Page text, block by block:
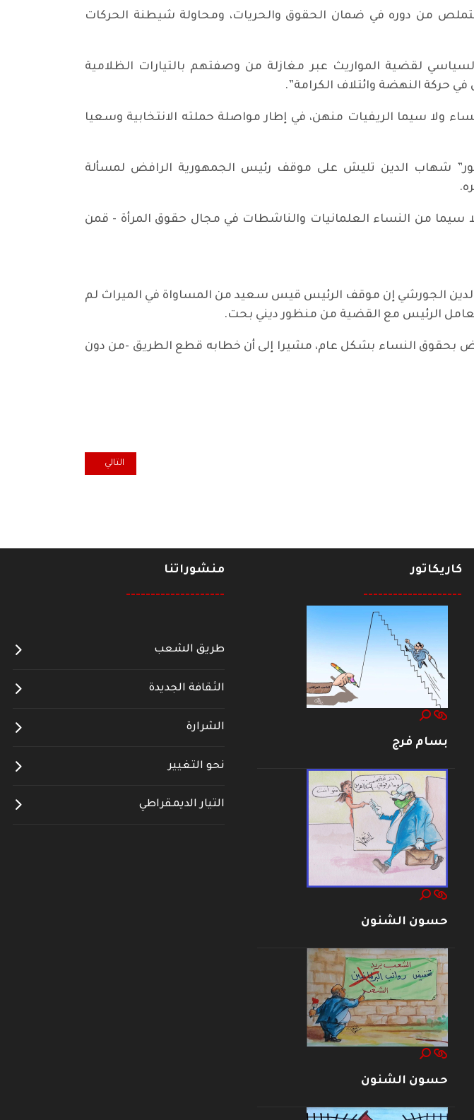
من دوره في ضمان الحقوق والحريات، ومحاولة شيطنة الحركات
لقضية المواريث عبر مغازلة من وصفتهم بالتيارات الظلامية
حركة النهضة وائتلاف الكرامة”.
ولا سيما الريفيات منهن، في إطار مواصلة حملته الانتخابية وسعيا
شهاب الدين تليش على موقف رئيس الجمهورية الرافض لمسألة
سيما من النساء العلمانيات والناشطات في مجال حقوق المرأة - قمن
الجورشي إن موقف الرئيس قيس سعيد من المساواة في الميراث لم
لتعامل الرئيس مع القضية من منظور ديني بحت.
بحقوق النساء بشكل عام، مشيرا إلى أن خطابه قطع الطريق -من دون
المقال التالي: أمين معلوف:
التالي
كاريكاتور
--------------------
بسام فرج
حسون الشنون
حسون الشنون
منشوراتنا
--------------------
طريق الشعب
الثقافة الجديدة
الشرارة
نحو التغيير
التيار الديمقراطي